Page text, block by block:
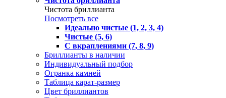
Чистота бриллианта
Посмотреть все
Идеально чистые (1, 2, 3, 4)
Чистые (5, 6)
С вкраплениями (7, 8, 9)
Бриллианты в наличии
Индивидуальный подбор
Огранка камней
Таблица карат-размер
Цвет бриллиантов